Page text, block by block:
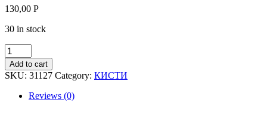
130,00 Р
30 in stock
Кисть
БИБЕР
флейцевая
Стандарт
100мм
Add to cart
SKU: 31127 Category: КИСТИ
Reviews (0)